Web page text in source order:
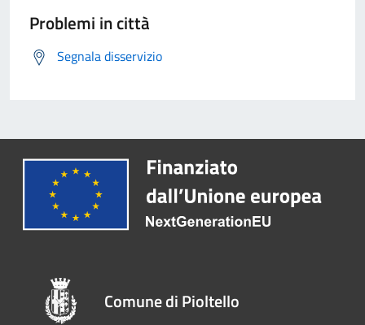
Problemi in città
Segnala disservizio
Comune di Pioltello